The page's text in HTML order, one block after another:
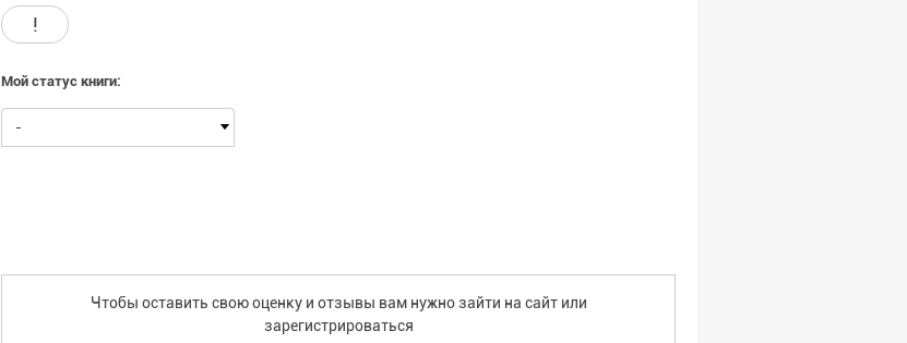
!
Мой статус книги:
-
Чтобы оставить свою оценку и отзывы вам нужно зайти на сайт или
зарегистрироваться